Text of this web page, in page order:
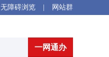
无障碍浏览 网站群
一网通办